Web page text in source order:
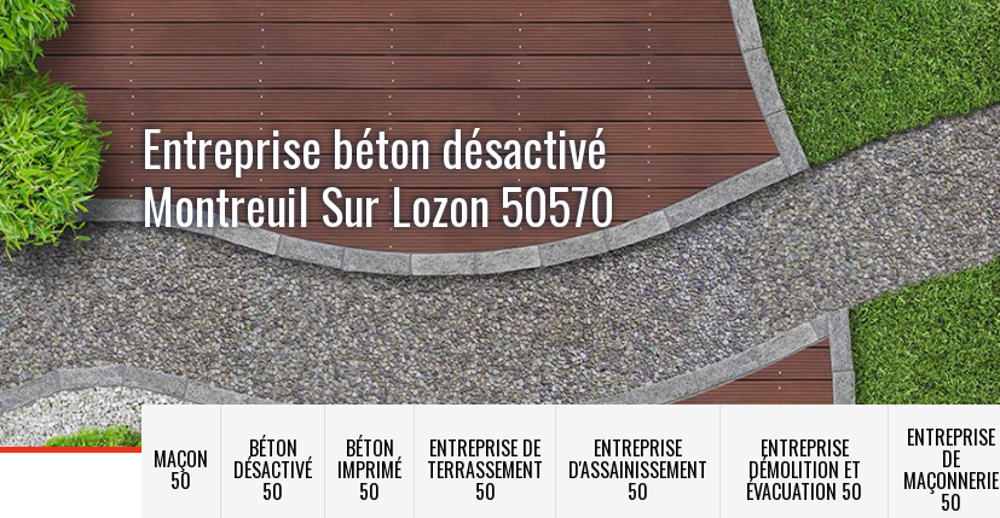
Entreprise béton désactivé
Montreuil Sur Lozon 50570
MAÇON
50
BÉTON
DÉSACTIVÉ
50
BÉTON
IMPRIMÉ
50
ENTREPRISE DE
TERRASSEMENT
50
ENTREPRISE
D'ASSAINISSEMENT
50
ENTREPRISE
DÉMOLITION ET
ÉVACUATION 50
ENTREPRISE
DE
MAÇONNERIE
50